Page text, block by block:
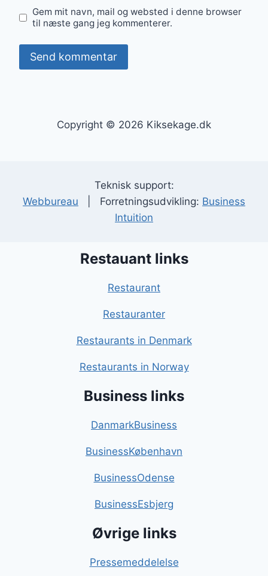
Gem mit navn, mail og websted i denne browser
til næste gang jeg kommenterer.
Copyright © 2026 Kiksekage.dk
Teknisk support:
Webbureau | Forretningsudvikling: Business
Intuition
Restauant links
Restaurant
Restauranter
Restaurants in Denmark
Restaurants in Norway
Business links
DanmarkBusiness
BusinessKøbenhavn
BusinessOdense
BusinessEsbjerg
Øvrige links
Pressemeddelelse